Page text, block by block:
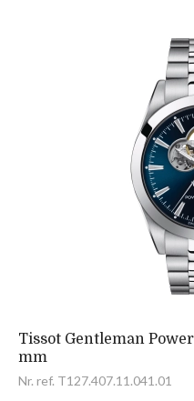
Tissot Gentleman
mm
Nr. ref. T127.407.11.041.01